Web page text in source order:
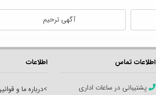
آگهی ترحیم
اطلاعات تماس
پشتیبانی در ساعات اداری
اطلاعات
>درباره ما و